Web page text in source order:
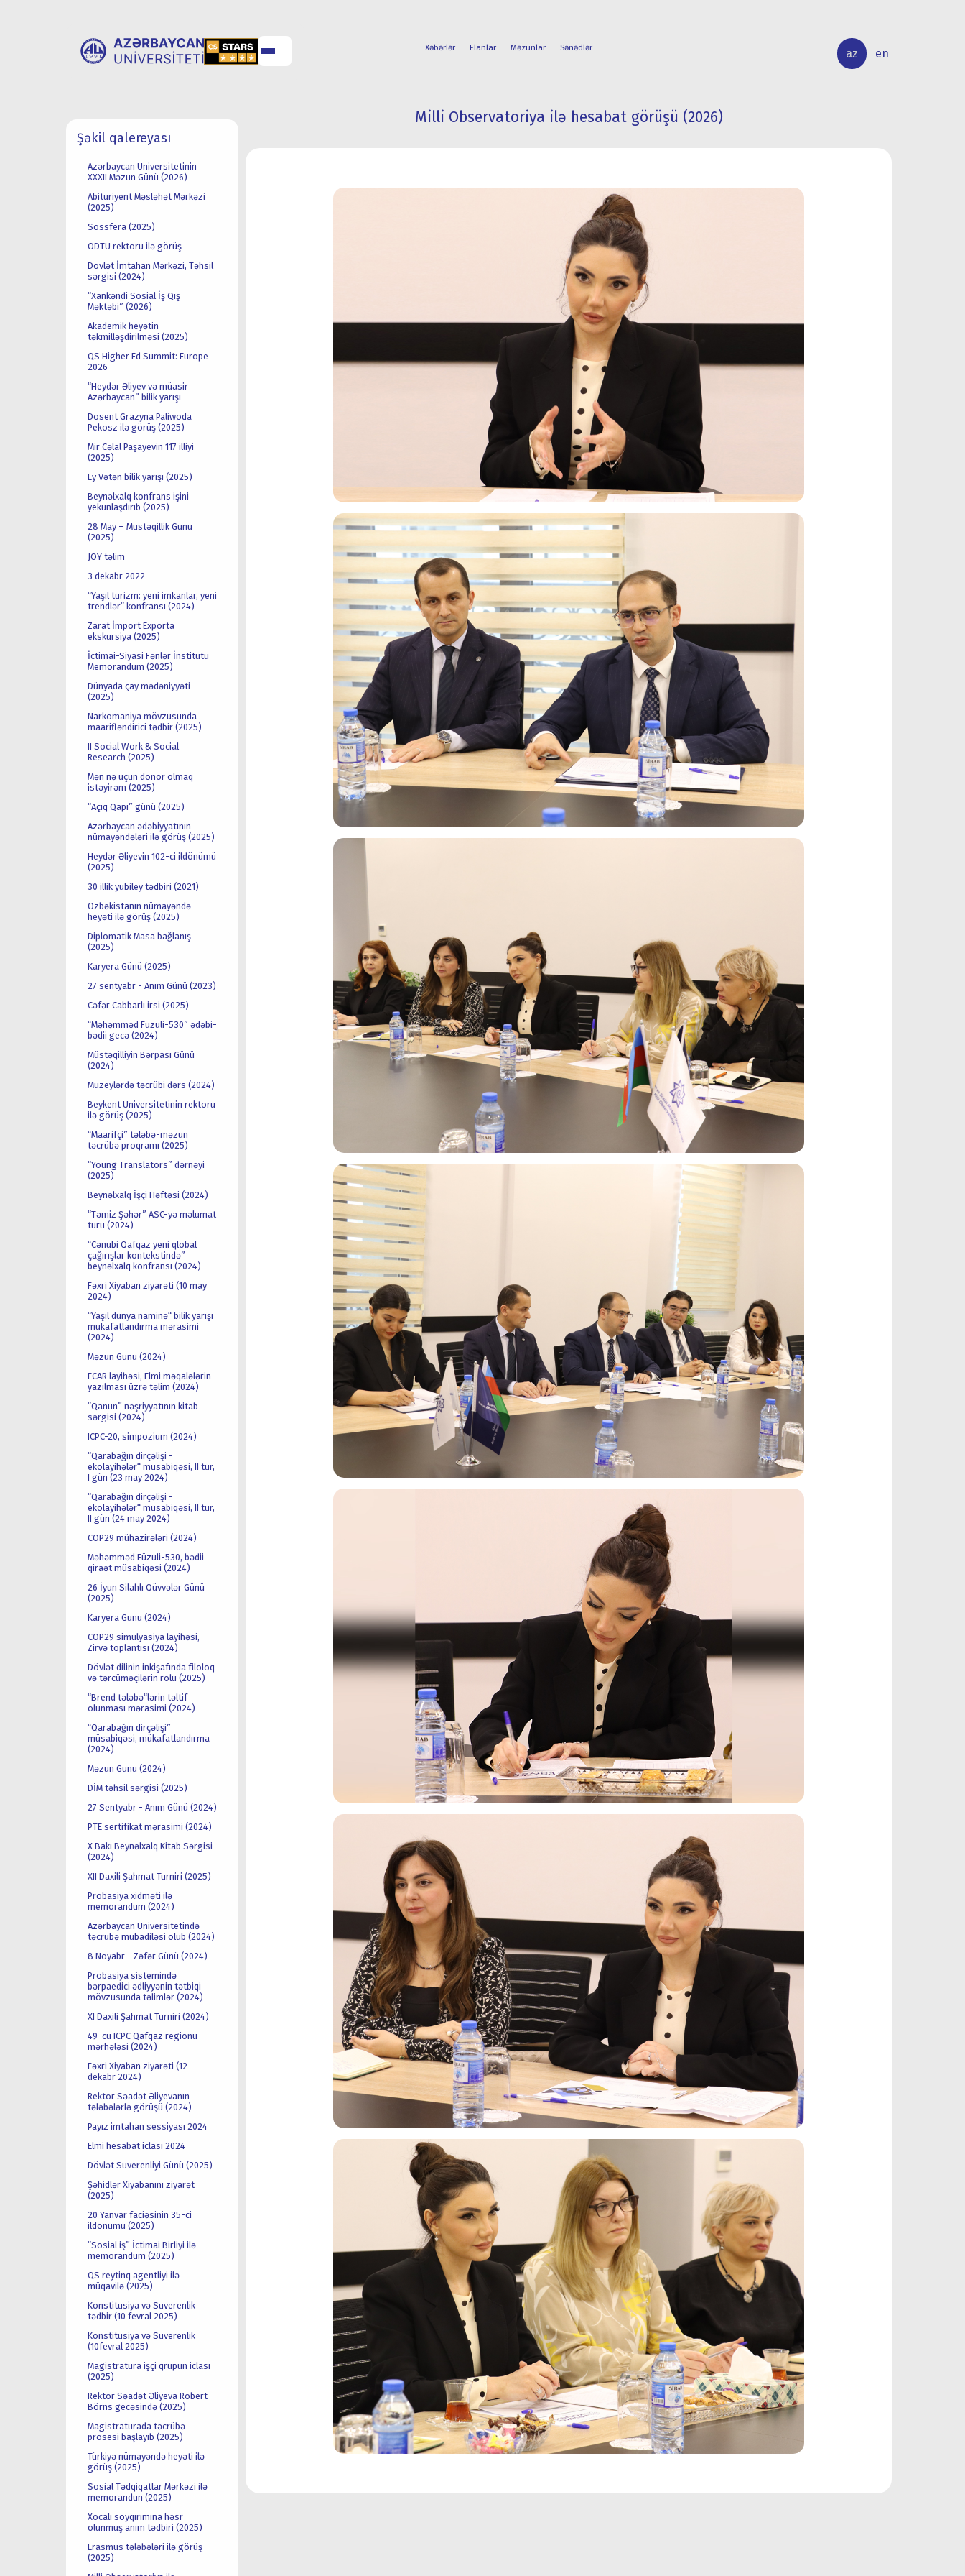
Xəbərlər Elanlar Məzunlar Sənədlər az en
UNİVERSİTET
HAQQINDA
TƏLƏBƏ
BEYNƏLXALQ
Şəkil qalereyası
Azərbaycan Universitetinin
XXXII Məzun Günü (2026)
Abituriyent Məsləhət Mərkəzi
(2025)
Sossfera (2025)
ODTU rektoru ilə görüş
Dövlət İmtahan Mərkəzi, Təhsil
sərgisi (2024)
“Xankəndi Sosial İş Qış
Məktəbi” (2026)
Akademik heyətin
təkmilləşdirilməsi (2025)
QS Higher Ed Summit: Europe
2026
“Heydər Əliyev və müasir
Azərbaycan” bilik yarışı
Dosent Grazyna Paliwoda
Pekosz ilə görüş (2025)
Mir Cəlal Paşayevin 117 illiyi
(2025)
Ey Vətən bilik yarışı (2025)
Beynəlxalq konfrans işini
yekunlaşdırıb (2025)
28 May – Müstəqillik Günü
(2025)
JOY təlim
3 dekabr 2022
“Yaşıl turizm: yeni imkanlar, yeni
trendlər“ konfransı (2024)
Zarat İmport Exporta
ekskursiya (2025)
İctimai-Siyasi Fənlər İnstitutu
Memorandum (2025)
Dünyada çay mədəniyyəti
(2025)
Narkomaniya mövzusunda
maarifləndirici tədbir (2025)
II Social Work & Social
Research (2025)
Mən nə üçün donor olmaq
istəyirəm (2025)
“Açıq Qapı” günü (2025)
Azərbaycan ədəbiyyatının
nümayəndələri ilə görüş (2025)
Heydər Əliyevin 102-ci ildönümü
(2025)
30 illik yubiley tədbiri (2021)
Özbəkistanın nümayəndə
heyəti ilə görüş (2025)
Diplomatik Masa bağlanış
(2025)
Karyera Günü (2025)
27 sentyabr - Anım Günü (2023)
Cəfər Cabbarlı irsi (2025)
“Məhəmməd Füzuli-530” ədəbi-
bədii gecə (2024)
Müstəqilliyin Bərpası Günü
(2024)
Muzeylərdə təcrübi dərs (2024)
Beykent Universitetinin rektoru
ilə görüş (2025)
“Maarifçi” tələbə-məzun
təcrübə proqramı (2025)
“Young Translators” dərnəyi
(2025)
Beynəlxalq İşçi Həftəsi (2024)
“Təmiz Şəhər” ASC-yə məlumat
turu (2024)
“Cənubi Qafqaz yeni qlobal
çağırışlar kontekstində”
beynəlxalq konfransı (2024)
Fəxri Xiyaban ziyarəti (10 may
2024)
“Yaşıl dünya naminə“ bilik yarışı
mükafatlandırma mərasimi
(2024)
Məzun Günü (2024)
ECAR layihəsi, Elmi məqalələrin
yazılması üzrə təlim (2024)
“Qanun” nəşriyyatının kitab
sərgisi (2024)
ICPC-20, simpozium (2024)
“Qarabağın dirçəlişi -
ekolayihələr“ müsabiqəsi, II tur,
I gün (23 may 2024)
“Qarabağın dirçəlişi -
ekolayihələr“ müsabiqəsi, II tur,
II gün (24 may 2024)
COP29 mühazirələri (2024)
Məhəmməd Füzuli-530, bədii
qiraət müsabiqəsi (2024)
26 İyun Silahlı Qüvvələr Günü
(2025)
Karyera Günü (2024)
COP29 simulyasiya layihəsi,
Zirvə toplantısı (2024)
Dövlət dilinin inkişafında filoloq
və tərcüməçilərin rolu (2025)
“Brend tələbə“lərin təltif
olunması mərasimi (2024)
“Qarabağın dirçəlişi”
müsabiqəsi, mükafatlandırma
(2024)
Məzun Günü (2024)
DİM təhsil sərgisi (2025)
27 Sentyabr - Anım Günü (2024)
PTE sertifikat mərasimi (2024)
X Bakı Beynəlxalq Kitab Sərgisi
(2024)
XII Daxili Şahmat Turniri (2025)
Probasiya xidməti ilə
memorandum (2024)
Azərbaycan Universitetində
təcrübə mübadiləsi olub (2024)
8 Noyabr - Zəfər Günü (2024)
Probasiya sistemində
bərpaedici ədliyyənin tətbiqi
mövzusunda təlimlər (2024)
XI Daxili Şahmat Turniri (2024)
49-cu ICPC Qafqaz regionu
mərhələsi (2024)
Fəxri Xiyaban ziyarəti (12
dekabr 2024)
Rektor Səadət Əliyevanın
tələbələrlə görüşü (2024)
Payız imtahan sessiyası 2024
Elmi hesabat iclası 2024
Dövlət Suverenliyi Günü (2025)
Şəhidlər Xiyabanını ziyarət
(2025)
20 Yanvar faciəsinin 35-ci
ildönümü (2025)
“Sosial iş” İctimai Birliyi ilə
memorandum (2025)
QS reytinq agentliyi ilə
müqavilə (2025)
Konstitusiya və Suverenlik
tədbir (10 fevral 2025)
Konstitusiya və Suverenlik
(10fevral 2025)
Magistratura işçi qrupun iclası
(2025)
Rektor Səadət Əliyeva Robert
Börns gecəsində (2025)
Magistraturada təcrübə
prosesi başlayıb (2025)
Türkiyə nümayəndə heyəti ilə
görüş (2025)
Sosial Tədqiqatlar Mərkəzi ilə
memorandun (2025)
Xocalı soyqırımına həsr
olunmuş anım tədbiri (2025)
Erasmus tələbələri ilə görüş
(2025)
Milli Observatoriya ilə hesabat görüşü (2026)